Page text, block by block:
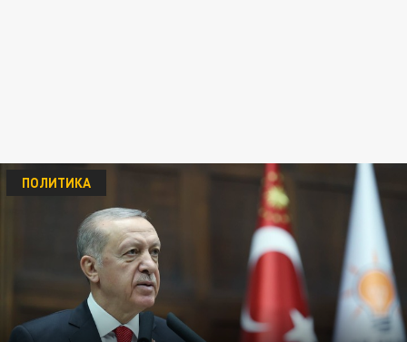
ПОЛИТИКА